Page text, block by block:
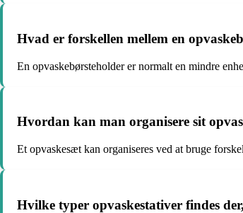
Hvad er forskellen mellem en
En opvaskebørsteholder er normalt en mindre
Hvordan kan man organisere sit
Et opvaskesæt kan organiseres ved at bruge
Hvilke typer opvaskestativer findes